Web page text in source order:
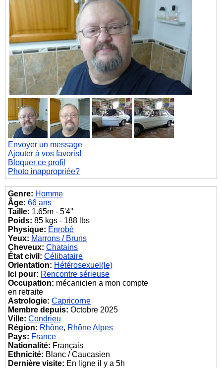
Envoyer un message
Ajouter à vos favoris!
Bloquer ce profil
Photo inappropriée?
Genre: Homme
Âge: 66 ans
Taille: 1.65m - 5'4"
Poids: 85 kgs - 188 lbs
Physique: Enrobé
Yeux: Marrons / Bruns
Cheveux: Chatains
État civil: Célibataire
Orientation: Hétérosexuel(le)
Ici pour: Rencontre sérieuse
Occupation: mécanicien a mon compte
en retraite
Astrologie: Capricorne
Membre depuis: Octobre 2025
Ville: Condrieu
Région: Rhône, Rhône Alpes
Pays: France
Nationalité: Français
Ethnicité: Blanc / Caucasien
Dernière visite: En ligne il y a 5h